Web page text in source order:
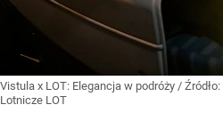
Vistula x LOT: Elegancja w podróży / Źródło:
Lotnicze LOT